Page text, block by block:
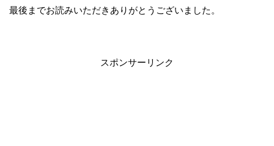
最後までお読みいただきありがとうございました。
スポンサーリンク